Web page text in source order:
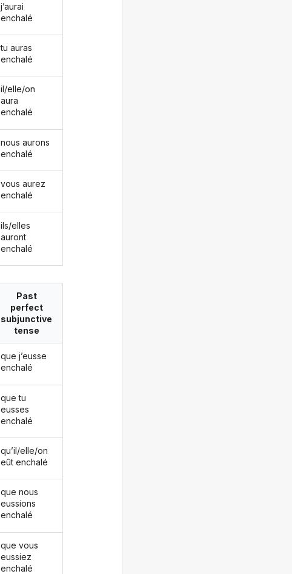
j’aurai
enchalé
tu auras
enchalé
il/elle/on
aura
enchalé
nous aurons
enchalé
vous aurez
enchalé
ils/elles
auront
enchalé
Past
perfect
subjunctive
tense
que j’eusse
enchalé
que tu
eusses
enchalé
qu’il/elle/on
eût enchalé
que nous
eussions
enchalé
que vous
eussiez
enchalé